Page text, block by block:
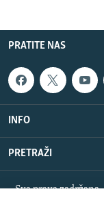
PRATITE NAS
INFO
PRETRAŽI
Sva prava